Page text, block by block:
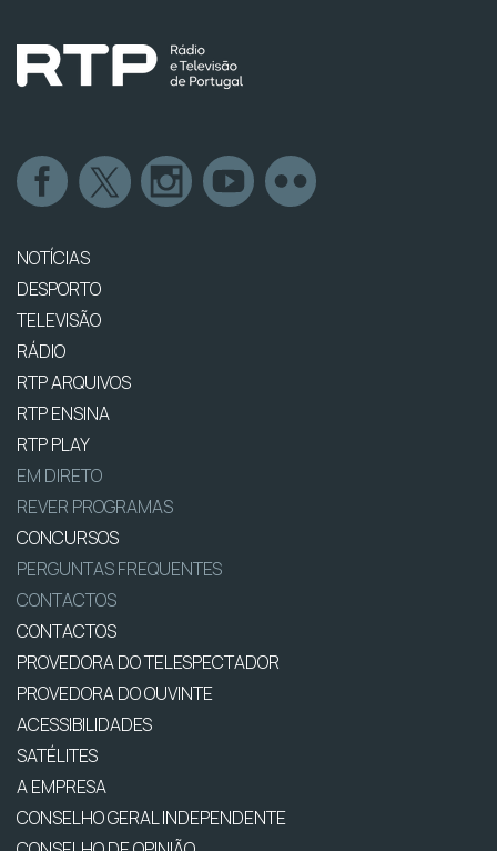
NOTÍCIAS
DESPORTO
TELEVISÃO
RÁDIO
RTP ARQUIVOS
RTP ENSINA
RTP PLAY
EM DIRETO
REVER PROGRAMAS
CONCURSOS
PERGUNTAS FREQUENTES
CONTACTOS
CONTACTOS
PROVEDORA DO TELESPECTADOR
PROVEDORA DO OUVINTE
ACESSIBILIDADES
SATÉLITES
A EMPRESA
CONSELHO GERAL INDEPENDENTE